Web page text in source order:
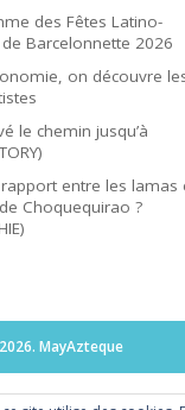
des Fêtes Latino-
Barcelonnette 2026
on découvre
le chemin jusqu’à
entre les lamas
Choquequirao ?
MayAzteque